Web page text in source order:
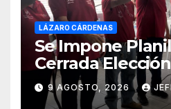
LÁZARO CÁRDENAS
Se Impone
Cerrada
Melchor
Cárdenas
9 AGOSTO, 2026